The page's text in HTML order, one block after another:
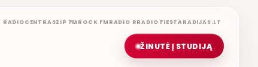
RADIOCENTRASZIP FM ROCK FM RADIO RRADIO FIESTARADIJAS.LT
ŽINUTĖ Į STUDIJĄ